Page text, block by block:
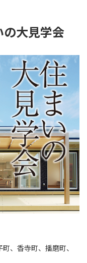
大見学会
、香寺町、播磨町、